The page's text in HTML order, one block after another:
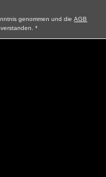
genommen und dieAGB
*